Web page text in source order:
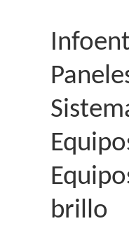
brillo